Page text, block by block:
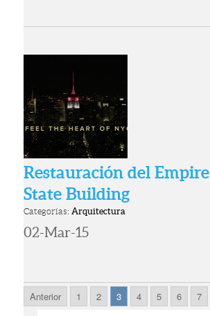
Restauración del Empire
State Building
Categorías:Arquitectura
02-Mar-15
Anterior 1 2 3 4 5 6 7